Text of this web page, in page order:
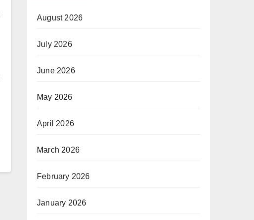
August 2026
July 2026
June 2026
May 2026
April 2026
March 2026
February 2026
January 2026